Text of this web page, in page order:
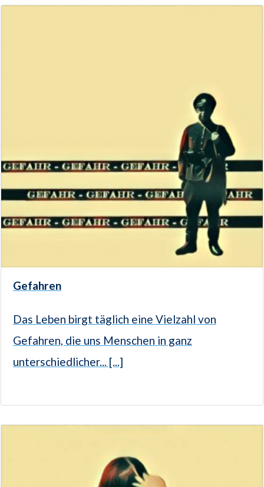
Gefahren
Das Leben birgt täglich eine Vielzahl von
Gefahren, die uns Menschen in ganz
unterschiedlicher... [...]